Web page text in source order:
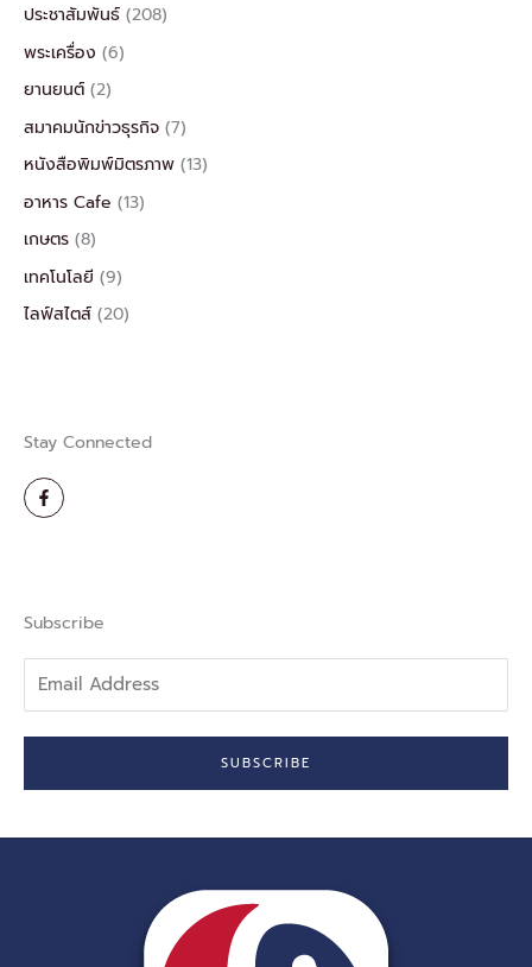
ประชาสัมพันธ์ (208)
พระเครื่อง (6)
ยานยนต์ (2)
สมาคมนักข่าวธุรกิจ (7)
หนังสือพิมพ์มิตรภาพ (13)
อาหาร Cafe (13)
เกษตร (8)
เทคโนโลยี (9)
ไลฟ์สไตส์ (20)
Stay Connected
F
a
c
-
f
Subscribe
Address
SUBSCRIBE